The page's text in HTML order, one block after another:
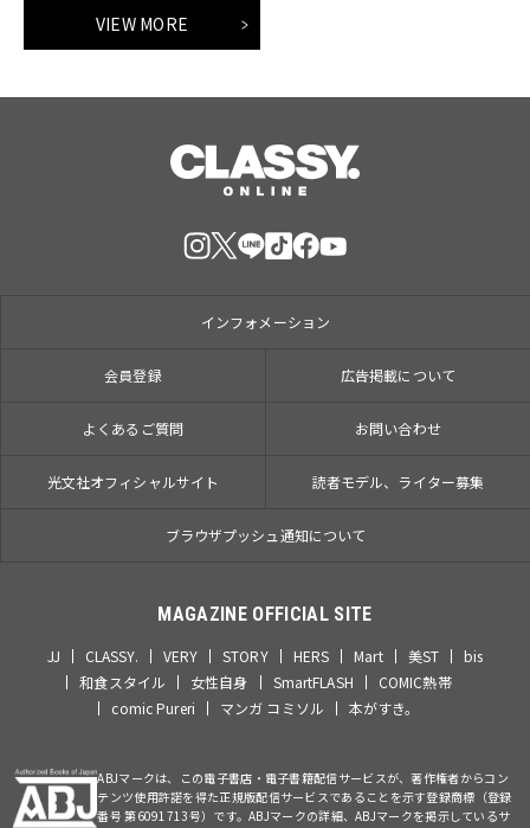
VIEW MORE
インフォメーション
会員登録 広告掲載について
よくあるご質問 お問い合わせ
光文社オフィシャルサイト 読者モデル、ライター募集
ブラウザプッシュ通知について
MAGAZINE OFFICIAL SITE
JJ CLASSY. VERY STORY HERS Mart 美ST
bis
和食スタイル
女性自身 SmartFLASH
COMIC熱帯
comic Pureri
マンガ コミソル 本がすき。
ABJマークは、この電子書店・電子書籍配信サービスが、著作権者からコン
テンツ使用許諾を得た正規版配信サービスであることを示す登録商標（登録
番号 第6091713号）です。ABJマークの詳細、ABJマークを掲示しているサ